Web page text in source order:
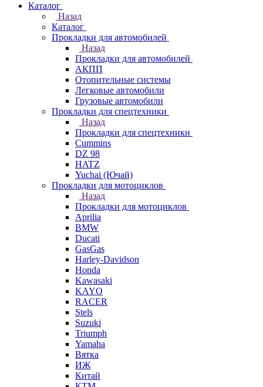
Каталог
Назад
Каталог
Прокладки для автомобилей
Назад
Прокладки для автомобилей
АКПП
Отопительные системы
Легковые автомобили
Грузовые автомобили
Прокладки для спецтехники
Назад
Прокладки для спецтехники
Cummins
DZ 98
HATZ
Yuchai (Ючай)
Прокладки для мотоциклов
Назад
Прокладки для мотоциклов
Aprilia
BMW
Ducati
GasGas
Harley-Davidson
Honda
Kawasaki
KAYO
RACER
Stels
Suzuki
Triumph
Yamaha
Вятка
ИЖ
Китай